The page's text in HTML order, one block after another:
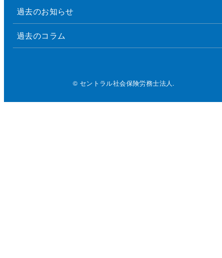
過去のお知らせ
過去のコラム
© セントラル社会保険労務士法人.